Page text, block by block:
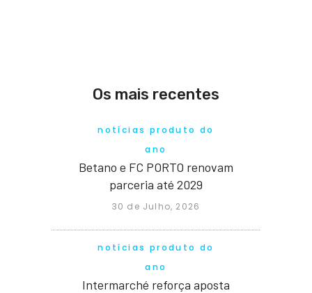
Os mais recentes
notícias produto do
ano
Betano e FC PORTO renovam
parceria até 2029
30 de Julho, 2026
notícias produto do
ano
Intermarché reforça aposta